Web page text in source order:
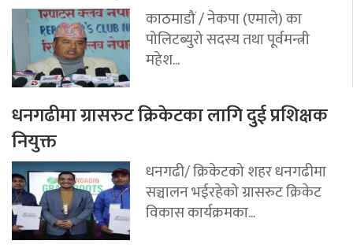
काठमाडौं / नेकपा (एमाले) का
पोलिटब्युरो सदस्य तथा पूर्वमन्त्री
महेश...
धनगढीमा ग्रासरुट क्रिकेटका लागि दुई प्रशिक्षक
नियुक्त
धनगढी/ क्रिकेटको शहर धनगढीमा
सञ्चालन भईरहेको ग्रासरुट क्रिकेट
विकास कार्यक्रमका...